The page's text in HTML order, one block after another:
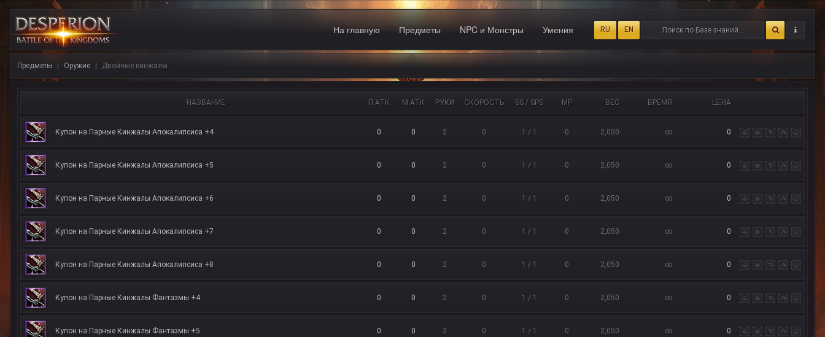
RU EN
На главную Предметы NPC и Монстры Умения
Предметы Оружие Двойные кинжалы
НАЗВАНИЕ П.АТК М.АТК РУКИ СКОРОСТЬ SS / SPS MP ВЕС ВРЕМЯ ЦЕНА
Купон на Парные Кинжалы Апокалипсиса +4 0 0 2 0 1 / 1 0 2,050 ∞ 0
Купон на Парные Кинжалы Апокалипсиса +5 0 0 2 0 1 / 1 0 2,050 ∞ 0
Купон на Парные Кинжалы Апокалипсиса +6 0 0 2 0 1 / 1 0 2,050 ∞ 0
Купон на Парные Кинжалы Апокалипсиса +7 0 0 2 0 1 / 1 0 2,050 ∞ 0
Купон на Парные Кинжалы Апокалипсиса +8 0 0 2 0 1 / 1 0 2,050 ∞ 0
Купон на Парные Кинжалы Фантазмы +4 0 0 2 0 1 / 1 0 2,050 ∞ 0
Купон на Парные Кинжалы Фантазмы +5 0 0 2 0 1 / 1 0 2,050 ∞ 0